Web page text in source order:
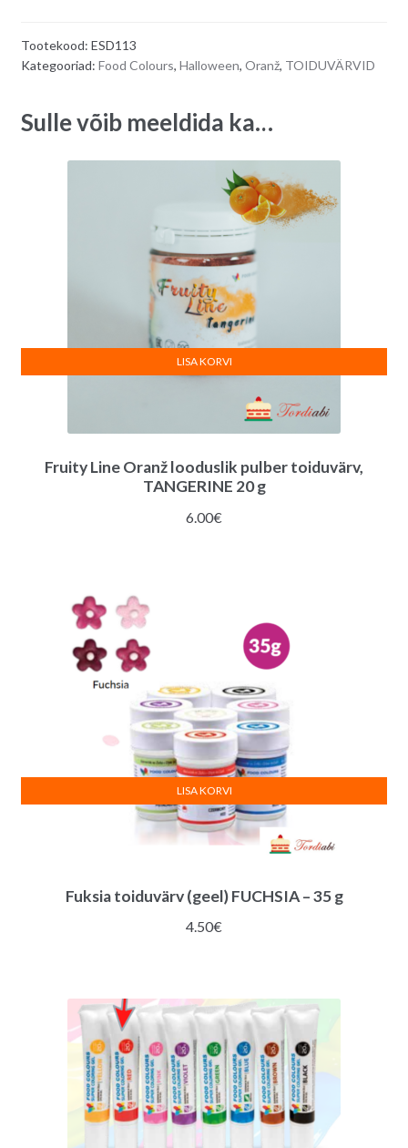
-
35
quantity
n
t
Tootekood: ESD113
Kategooriad: Food Colours, Halloween, Oranž, TOIDUVÄRVID
Sulle võib meeldida ka…
Fruity Line Oranž looduslik pulber toiduvärv,
TANGERINE 20 g
6.00€
LISA KORVI
Fuksia toiduvärv (geel) FUCHSIA – 35 g
4.50€
LISA KORVI